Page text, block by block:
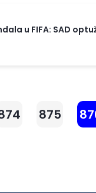
u FIFA: SAD
875